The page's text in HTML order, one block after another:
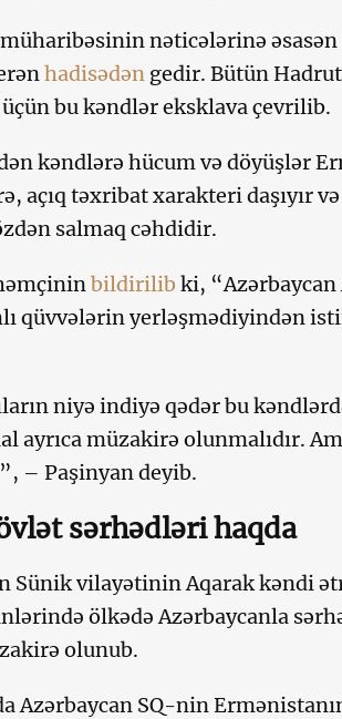
nəticələrinə
hadisədən gedir. Bütün
bu kəndlər eksklava çevrilib.
kəndlərə hücum və döyüşlər
açıq təxribat xarakteri daşıyır
salmaq cəhdidir.
bildirilib ki, “Azərbaycan
qüvvələrin yerləşmədiyindən
niyə indiyə qədər bu
ayrıca müzakirə olunmalıdır.
– Paşinyan deyib.
sərhədləri haqda
Sünik vilayətinin Aqarak kəndi
ölkədə Azərbaycanla
olunub.
Azərbaycan SQ-nin